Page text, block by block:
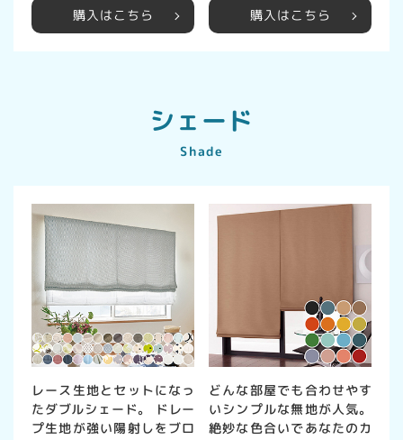
購入はこちら 購入はこちら
シェード
Shade
レース生地とセットになっ
たダブルシェード。 ドレー
プ生地が強い陽射しをブロ
どんな部屋でも合わせやす
いシンプルな無地が人気。
絶妙な色合いであなたのカ